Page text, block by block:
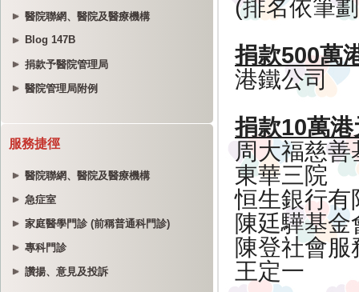
醫院聯網、醫院及醫療機構
Blog 147B
捐款予醫院管理局
醫院管理局附例
服務捷徑
醫院聯網、醫院及醫療機構
急症室
家庭醫學門診 (前稱普通科門診)
專科門診
讚揚、意見及投訴